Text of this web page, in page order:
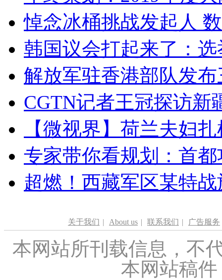
悼念冰桶挑战发起人
韩国议会打起来了：
解放军驻香港部队发
CGTN记者王冠探访新
【微视界】荷兰夫妇
专家带你看规划：首
超燃！西藏军区某特
关于我们 | About us | 联系我们 | 广告服务
本网站所刊载信息，不
本网站稿